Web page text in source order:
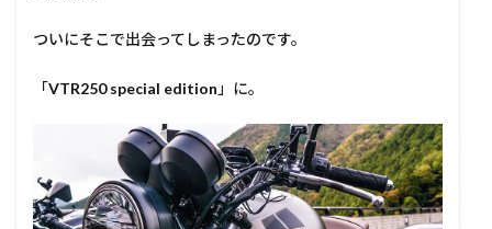
ついにそこで出会ってしまったのです。
「VTR250 special edition 」に。